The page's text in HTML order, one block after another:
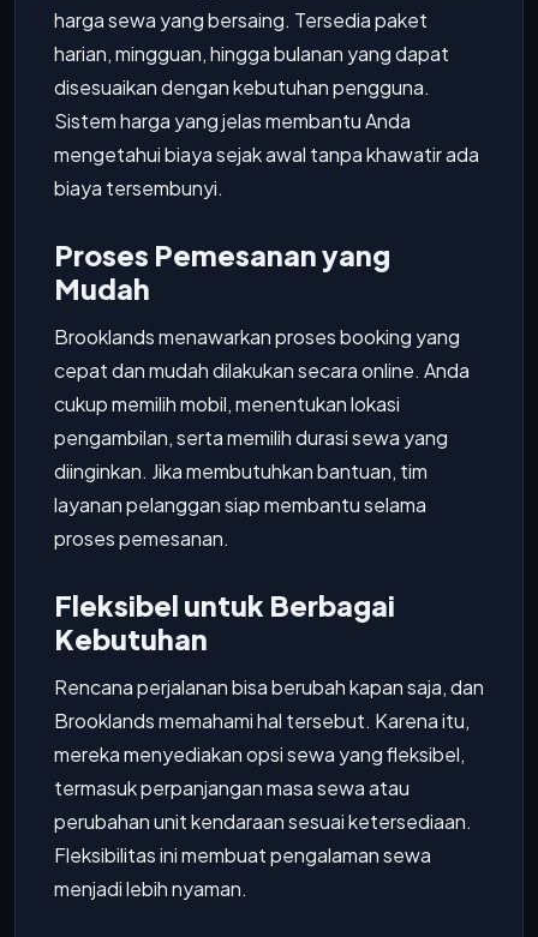
harga sewa yang bersaing. Tersedia paket
harian, mingguan, hingga bulanan yang dapat
disesuaikan dengan kebutuhan pengguna.
Sistem harga yang jelas membantu Anda
mengetahui biaya sejak awal tanpa khawatir ada
biaya tersembunyi.
Proses Pemesanan yang
Mudah
Brooklands menawarkan proses booking yang
cepat dan mudah dilakukan secara online. Anda
cukup memilih mobil, menentukan lokasi
pengambilan, serta memilih durasi sewa yang
diinginkan. Jika membutuhkan bantuan, tim
layanan pelanggan siap membantu selama
proses pemesanan.
Fleksibel untuk Berbagai
Kebutuhan
Rencana perjalanan bisa berubah kapan saja, dan
Brooklands memahami hal tersebut. Karena itu,
mereka menyediakan opsi sewa yang fleksibel,
termasuk perpanjangan masa sewa atau
perubahan unit kendaraan sesuai ketersediaan.
Fleksibilitas ini membuat pengalaman sewa
menjadi lebih nyaman.